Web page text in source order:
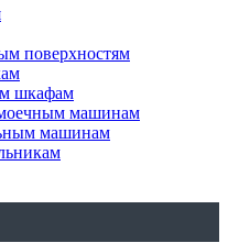
поверхностям
шкафам
машинам
машинам